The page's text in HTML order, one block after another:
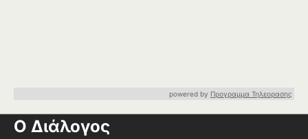
powered by Προγραμμα Τηλεορασης
Ο Διάλογος